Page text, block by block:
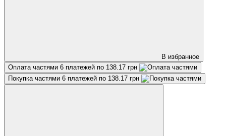
В избранное
Оплата частями 6 платежей по 138.17 грн
Покупка частями 6 платежей по 138.17 грн